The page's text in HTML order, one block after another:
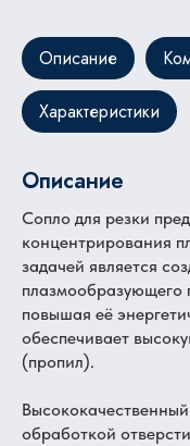
Описание
Характеристики
Описание
Сопло для резки
концентрирования
задачей является
плазмообразующего
повышая её
обеспечивает
(пропил).
обработкой